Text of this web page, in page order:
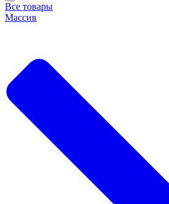
Все товары
Массив